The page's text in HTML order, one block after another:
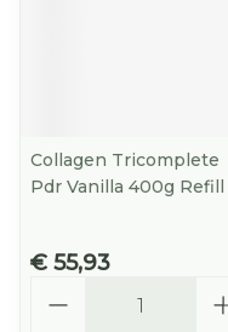
Collagen Tricomplete
Pdr Vanilla 400g Refill
€ 55,93